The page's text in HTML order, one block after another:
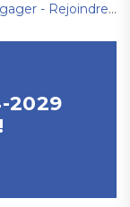
- Rejoindre un conseil d'Église
2029